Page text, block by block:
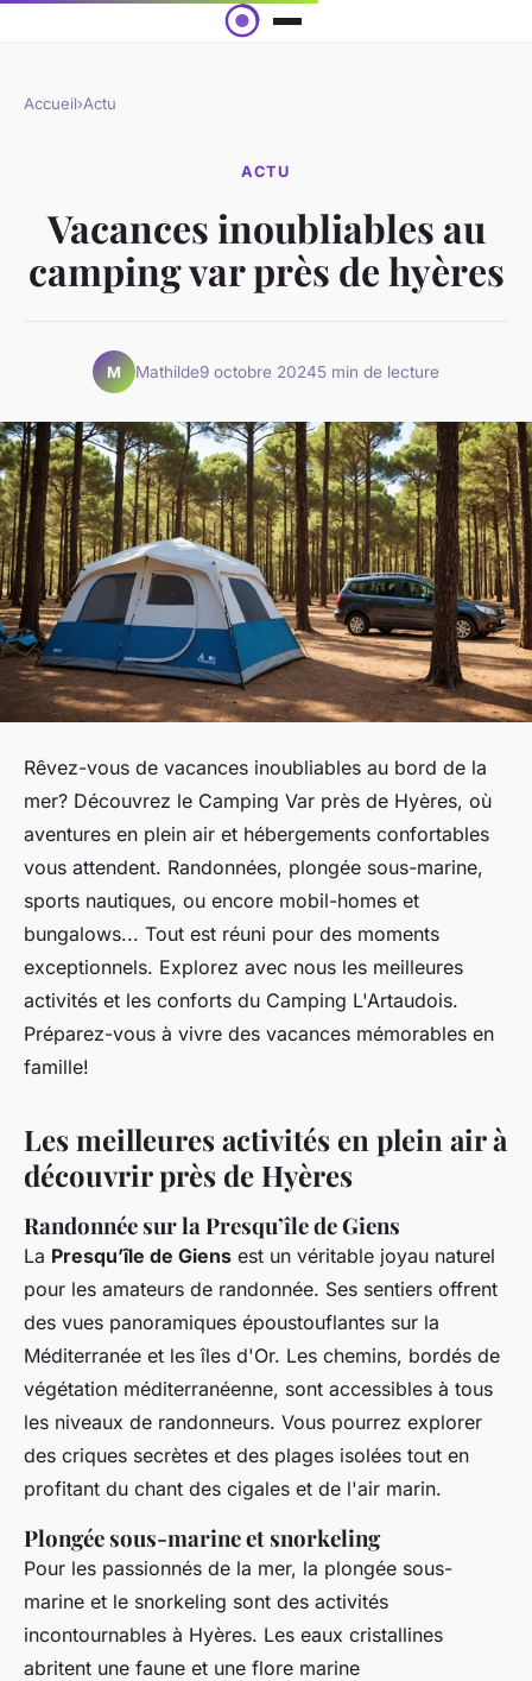
Accueil›Actu
ACTU
Vacances inoubliables au
camping var près de hyères
M Mathilde9 octobre 20245 min de lecture
Rêvez-vous de vacances inoubliables au bord de la
mer? Découvrez le Camping Var près de Hyères, où
aventures en plein air et hébergements confortables
vous attendent. Randonnées, plongée sous-marine,
sports nautiques, ou encore mobil-homes et
bungalows... Tout est réuni pour des moments
exceptionnels. Explorez avec nous les meilleures
activités et les conforts du Camping L'Artaudois.
Préparez-vous à vivre des vacances mémorables en
famille!
Les meilleures activités en plein air à
découvrir près de Hyères
Randonnée sur la Presqu’île de Giens
La Presqu’île de Giens est un véritable joyau naturel
pour les amateurs de randonnée. Ses sentiers offrent
des vues panoramiques époustouflantes sur la
Méditerranée et les îles d'Or. Les chemins, bordés de
végétation méditerranéenne, sont accessibles à tous
les niveaux de randonneurs. Vous pourrez explorer
des criques secrètes et des plages isolées tout en
profitant du chant des cigales et de l'air marin.
Plongée sous-marine et snorkeling
Pour les passionnés de la mer, la plongée sous-
marine et le snorkeling sont des activités
incontournables à Hyères. Les eaux cristallines
abritent une faune et une flore marine